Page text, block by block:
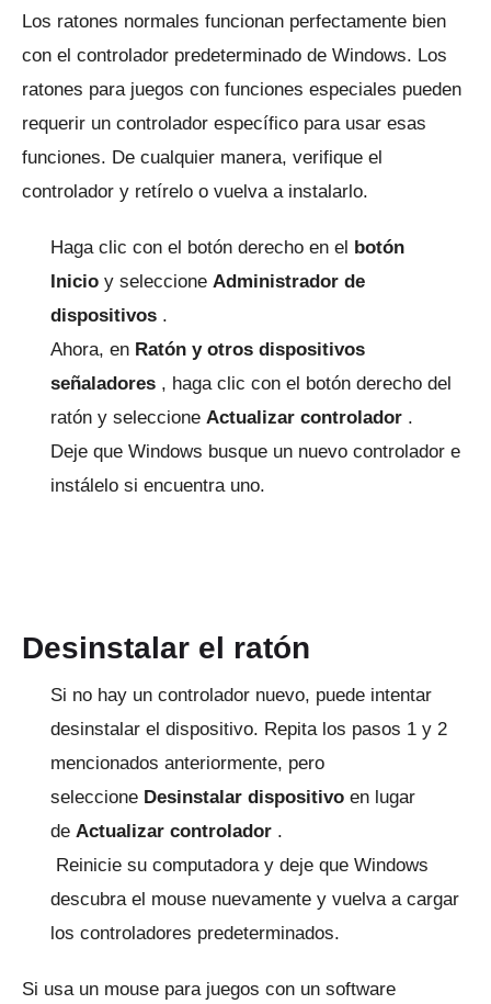
Los ratones normales funcionan perfectamente bien
con el controlador predeterminado de Windows. Los
ratones para juegos con funciones especiales pueden
requerir un controlador específico para usar esas
funciones. De cualquier manera, verifique el
controlador y retírelo o vuelva a instalarlo.
Haga clic con el botón derecho en el botón
Inicio y seleccione Administrador de
dispositivos .
Ahora, en Ratón y otros dispositivos
señaladores , haga clic con el botón derecho del
ratón y seleccione Actualizar controlador .
Deje que Windows busque un nuevo controlador e
instálelo si encuentra uno.
Desinstalar el ratón
Si no hay un controlador nuevo, puede intentar
desinstalar el dispositivo. Repita los pasos 1 y 2
mencionados anteriormente, pero
seleccione Desinstalar dispositivo en lugar
de Actualizar controlador .
Reinicie su computadora y deje que Windows
descubra el mouse nuevamente y vuelva a cargar
los controladores predeterminados.
Si usa un mouse para juegos con un software